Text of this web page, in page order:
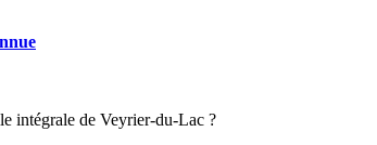
intégrale de Veyrier-du-Lac ?